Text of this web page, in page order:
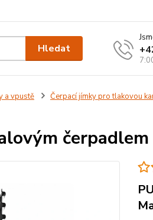
Hledat
a vpustě Čerpací jímky pro tlakovou